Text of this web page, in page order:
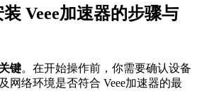
Veee加速器的步骤与
键。在开始操作前，你需要确认设备
网络环境是否符合 Veee加速器的最